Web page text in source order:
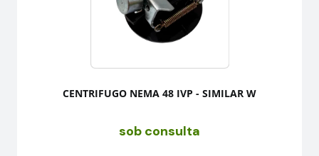
CENTRIFUGO NEMA 48 IVP - SIMILAR W
sob consulta